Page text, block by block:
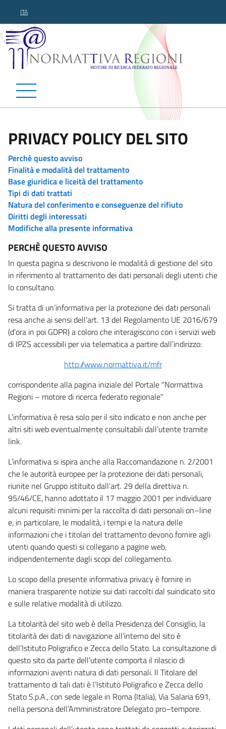
ITA
Normattiva Regioni -
PRIVACY POLICY DEL SITO
Perchè questo avviso
Finalità e modalità del trattamento
Base giuridica e liceità del trattamento
Tipi di dati trattati
Natura del conferimento e conseguenze del rifiuto
Diritti degli interessati
Modifiche alla presente informativa
PERCHÈ QUESTO AVVISO
In questa pagina si descrivono le modalità di gestione del sito
in riferimento al trattamento dei dati personali degli utenti che
lo consultano.
Si tratta di un’informativa per la protezione dei dati personali
resa anche ai sensi dell’art. 13 del Regolamento UE 2016/679
(d’ora in poi GDPR) a coloro che interagiscono con i servizi web
di IPZS accessibili per via telematica a partire dall’indirizzo:
http://www.normattiva.it/mfr
corrispondente alla pagina iniziale del Portale "Normattiva
Regioni – motore di ricerca federato regionale"
L’informativa è resa solo per il sito indicato e non anche per
altri siti web eventualmente consultabili dall’utente tramite
link.
L’informativa si ispira anche alla Raccomandazione n. 2/2001
che le autorità europee per la protezione dei dati personali,
riunite nel Gruppo istituito dall’art. 29 della direttiva n.
95/46/CE, hanno adottato il 17 maggio 2001 per individuare
alcuni requisiti minimi per la raccolta di dati personali on–line
e, in particolare, le modalità, i tempi e la natura delle
informazioni che i titolari del trattamento devono fornire agli
utenti quando questi si collegano a pagine web,
indipendentemente dagli scopi del collegamento.
Lo scopo della presente informativa privacy è fornire in
maniera trasparente notizie sui dati raccolti dal suindicato sito
e sulle relative modalità di utilizzo.
La titolarità del sito web è della Presidenza del Consiglio, la
titolarità dei dati di navigazione all’interno del sito è
dell’Istituto Poligrafico e Zecca dello Stato. La consultazione di
questo sito da parte dell’utente comporta il rilascio di
informazioni aventi natura di dati personali. Il Titolare del
trattamento di tali dati è l’Istituto Poligrafico e Zecca dello
Stato S.p.A., con sede legale in Roma (Italia), Via Salaria 691,
nella persona dell’Amministratore Delegato pro–tempore.